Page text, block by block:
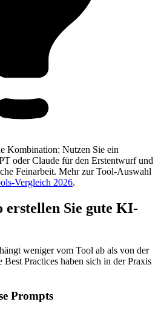
Kombination: Nutzen Sie ein
oder Claude für den Erstentwurf und
Feinarbeit. Mehr zur Tool-Auswahl
Vergleich 2026.
erstellen Sie gute KI-
weniger vom Tool ab als von der
Practices haben sich in der Praxis
Prompts